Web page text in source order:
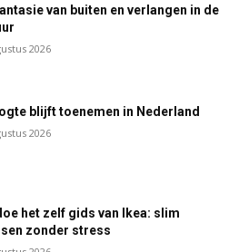
van buiten en verlangen in de
2026
blijft toenemen in Nederland
2026
het zelf gids van Ikea: slim
zonder stress